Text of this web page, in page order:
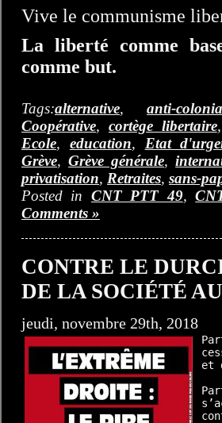
Vive le communisme
La liberté comme
comme but.
Tags:alternative,anti-
Coopérative, cortège libertaire,
Ecole, education, Etat
Grève,Grève générale,
privatisation, Retraites, sans-
Posted in CNT PTT 49,
Comments »
CONTRE LE
DE LA SOCIÉTÉ
jeudi, novembre 29th, 2018
et